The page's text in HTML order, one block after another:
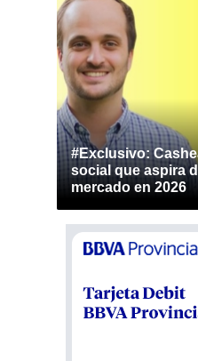
#Exclusivo:
social que aspira
mercado en 2026